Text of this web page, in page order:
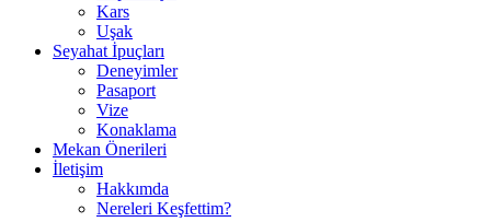
Kars
Uşak
Seyahat İpuçları
Deneyimler
Pasaport
Vize
Konaklama
Mekan Önerileri
İletişim
Hakkımda
Nereleri Keşfettim?